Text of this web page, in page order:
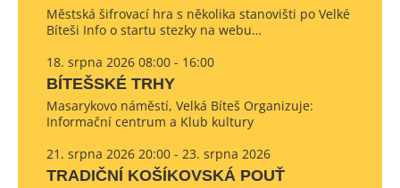
Městská šifrovací hra s několika stanovišti po Velké
Bíteši Info o startu stezky na webu…
18. srpna 2026 08:00 - 16:00
BÍTEŠSKÉ TRHY
Masarykovo náměstí, Velká Bíteš Organizuje:
Informační centrum a Klub kultury
21. srpna 2026 20:00 - 23. srpna 2026
TRADIČNÍ KOŠÍKOVSKÁ POUŤ